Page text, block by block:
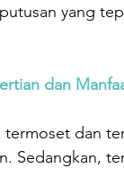
yang
dan
termoset dan
Sedangkan,